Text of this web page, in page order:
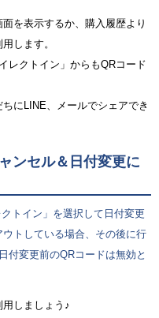
を表示するか、購入履歴より
します。
レクトイン」からもQRコード
にLINE、メールでシェアでき
ンセル＆日付変更に
トイン」を選択して日付変更
トしている場合、その後に行
付変更前のQRコードは無効と
しましょう♪